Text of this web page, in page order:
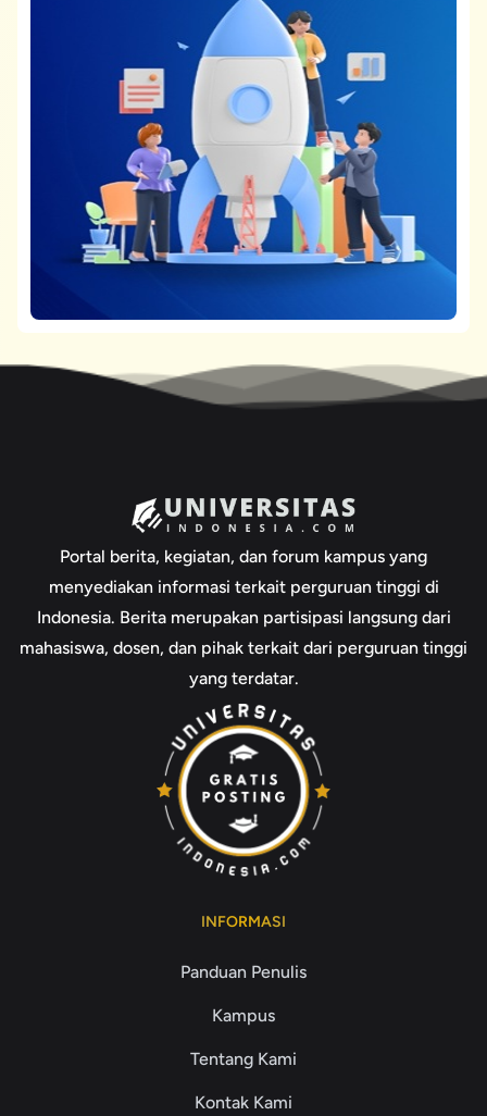
Portal berita, kegiatan, dan forum kampus yang
menyediakan informasi terkait perguruan tinggi di
Indonesia. Berita merupakan partisipasi langsung dari
mahasiswa, dosen, dan pihak terkait dari perguruan tinggi
yang terdatar.
INFORMASI
Panduan Penulis
Kampus
Tentang Kami
Kontak Kami